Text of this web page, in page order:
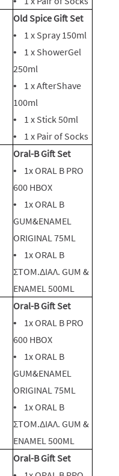
Old Spice Gift Set
• 1 x Spray 150ml
• 1 x ShowerGel
250ml
• 1 x AfterShave
100ml
• 1 x Stick 50ml
• 1 x Pair of Socks
Oral-B Gift Set
• 1x ORAL Β PRO
600 ΗΒΟΧ
• 1x ORAL B
GUM&ENAMEL
ORIGINAL 75ML
• 1x ORAL B
ΣΤΟM.ΔΙΑΛ. GUM &
ENAMEL 500ML
Oral-B Gift Set
• 1x ORAL Β PRO
600 ΗΒΟΧ
• 1x ORAL B
GUM&ENAMEL
ORIGINAL 75ML
• 1x ORAL B
ΣΤΟM.ΔΙΑΛ. GUM &
ENAMEL 500ML
Oral-B Gift Set